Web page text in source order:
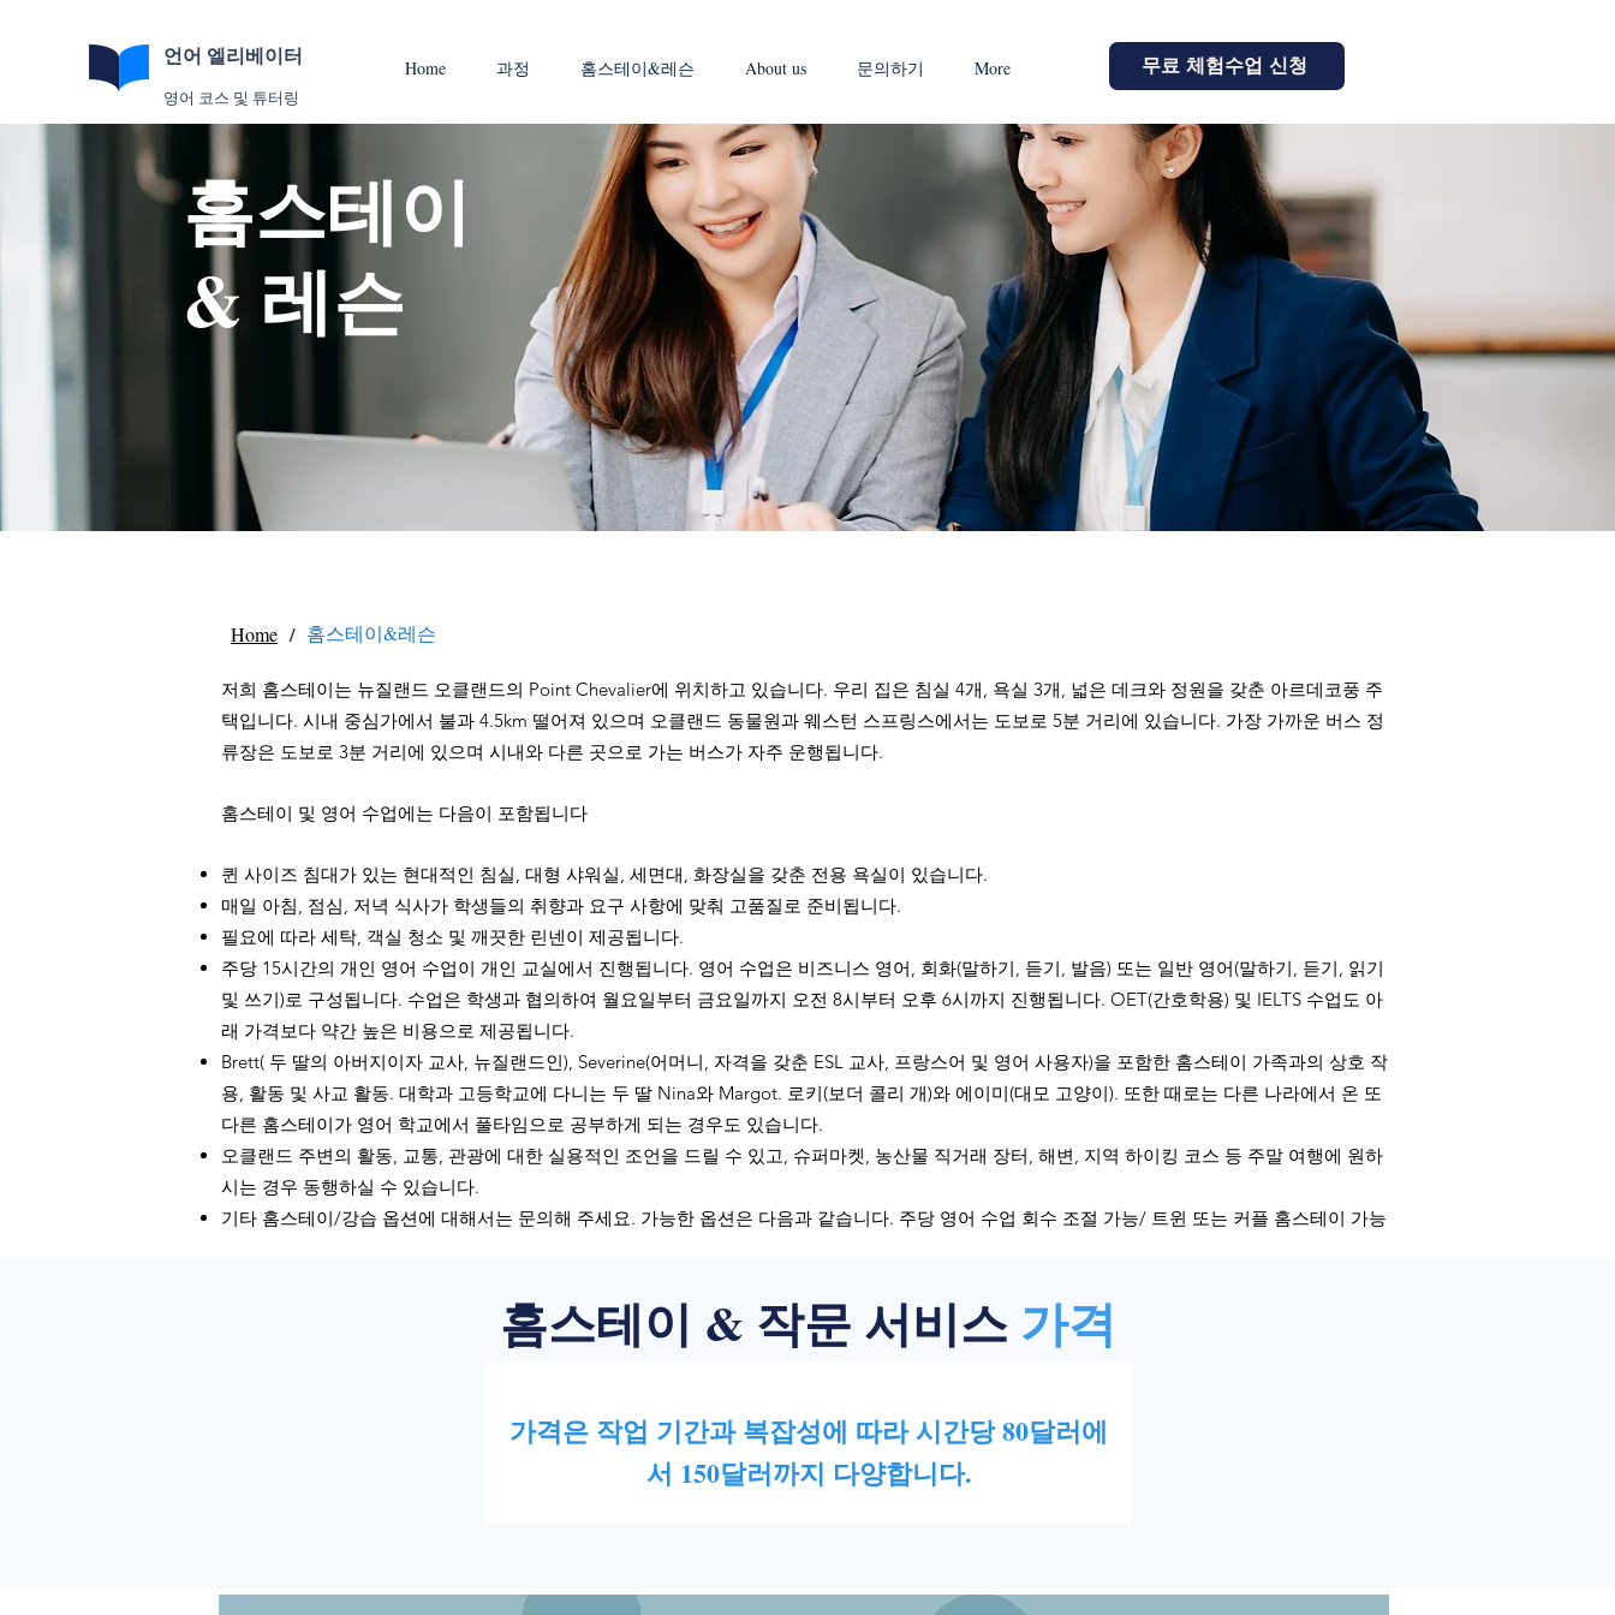
언어 엘리베이터
영어 코스 및 튜터링
Home 과정 홈스테이&레슨 About us 문의하기 More 무료 체험수업 신청
홈스테이
& 레슨
Home / 홈스테이&레슨
저희 홈스테이는 뉴질랜드 오클랜드의 Point Chevalier에 위치하고 있습니다. 우리 집은 침실 4개, 욕실 3개, 넓은 데크와 정원을 갖춘 아르데코풍 주
택입니다. 시내 중심가에서 불과 4.5km 떨어져 있으며 오클랜드 동물원과 웨스턴 스프링스에서는 도보로 5분 거리에 있습니다. 가장 가까운 버스 정
류장은 도보로 3분 거리에 있으며 시내와 다른 곳으로 가는 버스가 자주 운행됩니다. ​
홈스테이 및 영어 수업에는 다음이 포함됩니다
퀸 사이즈 침대가 있는 현대적인 침실, 대형 샤워실, 세면대, 화장실을 갖춘 전용 욕실이 있습니다.
매일 아침, 점심, 저녁 식사가 학생들의 취향과 요구 사항에 맞춰 고품질로 준비됩니다.
필요에 따라 세탁, 객실 청소 및 깨끗한 린넨이 제공됩니다.
주당 15시간의 개인 영어 ​​수업이 개인 교실에서 진행됩니다. 영어 수업은 비즈니스 영어, 회화(말하기, 듣기, 발음) 또는 일반 영어(말하기, 듣기, 읽기
및 쓰기)로 구성됩니다. 수업은 학생과 협의하여 월요일부터 금요일까지 오전 8시부터 오후 6시까지 진행됩니다. OET(간호학용) 및 IELTS 수업도 아
래 가격보다 약간 높은 비용으로 제공됩니다.
Brett( 두 딸의 아버지이자 교사, 뉴질랜드인), Severine(어머니, 자격을 갖춘 ESL 교사, 프랑스어 및 영어 사용자)을 포함한 홈스테이 가족과의 상호 작
용, 활동 및 사교 활동. 대학과 고등학교에 다니는 두 딸 Nina와 Margot. 로키(보더 콜리 개)와 에이미(대모 고양이). 또한 때로는 다른 나라에서 온 또
다른 홈스테이가 영어 학교에서 풀타임으로 공부하게 되는 경우도 있습니다.
오클랜드 주변의 활동, 교통, 관광에 대한 실용적인 조언을 드릴 수 있고, 슈퍼마켓, 농산물 직거래 장터, 해변, 지역 하이킹 코스 등 주말 여행에 원하
시는 경우 동행하실 수 있습니다. ​
기타 홈스테이/강습 옵션에 대해서는 문의해 주세요. 가능한 옵션은 다음과 같습니다. 주당 영어 수업 회수 조절 가능/ 트윈 또는 커플 홈스테이 가능 ​​ ​
홈스테이 & 작문 서비스 가격
가격은 작업 기간과 복잡성에 따라 시간당 80달러에
서 150달러까지 다양합니다.